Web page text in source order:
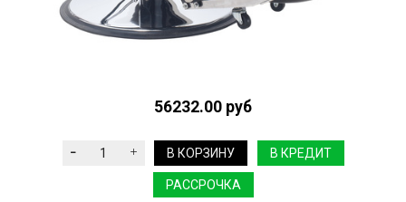
56232.00 руб
В КОРЗИНУ В КРЕДИТ
РАССРОЧКА